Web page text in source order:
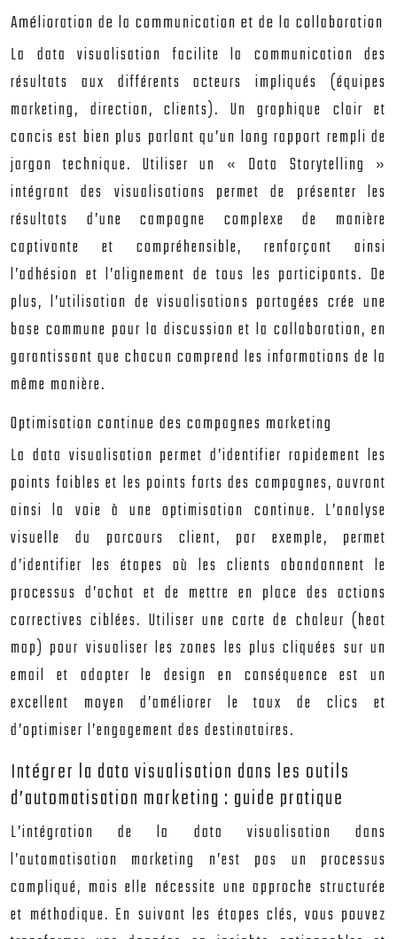
Amélioration de la communication et de la collaboration
La data visualisation facilite la communication des
résultats aux différents acteurs impliqués (équipes
marketing, direction, clients). Un graphique clair et
concis est bien plus parlant qu’un long rapport rempli de
jargon technique. Utiliser un « Data Storytelling »
intégrant des visualisations permet de présenter les
résultats d’une campagne complexe de manière
captivante et compréhensible, renforçant ainsi
l’adhésion et l’alignement de tous les participants. De
plus, l’utilisation de visualisations partagées crée une
base commune pour la discussion et la collaboration, en
garantissant que chacun comprend les informations de la
même manière.
Optimisation continue des campagnes marketing
La data visualisation permet d’identifier rapidement les
points faibles et les points forts des campagnes, ouvrant
ainsi la voie à une optimisation continue. L’analyse
visuelle du parcours client, par exemple, permet
d’identifier les étapes où les clients abandonnent le
processus d’achat et de mettre en place des actions
correctives ciblées. Utiliser une carte de chaleur (heat
map) pour visualiser les zones les plus cliquées sur un
email et adapter le design en conséquence est un
excellent moyen d’améliorer le taux de clics et
d’optimiser l’engagement des destinataires.
Intégrer la data visualisation dans les outils
d’automatisation marketing : guide pratique
L’intégration de la data visualisation dans
l’automatisation marketing n’est pas un processus
compliqué, mais elle nécessite une approche structurée
et méthodique. En suivant les étapes clés, vous pouvez